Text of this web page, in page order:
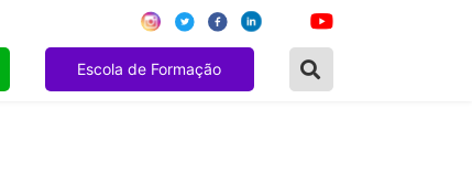
Escola de Formação